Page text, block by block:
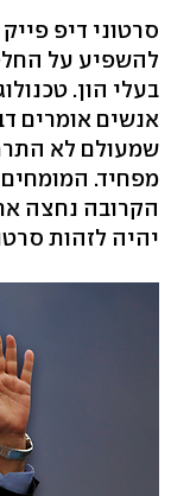
סרטוני דיפ
להשפיע על
בעלי הון.
אנשים אומרים
שמעולם לא
מפחיד.
הקרובה נחצה
יהיה לזהות